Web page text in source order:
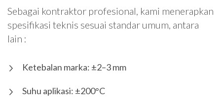
Sebagai kontraktor profesional, kami menerapkan
spesifikasi teknis sesuai standar umum, antara
lain :
Ketebalan marka: ±2–3 mm
Suhu aplikasi: ±200°C